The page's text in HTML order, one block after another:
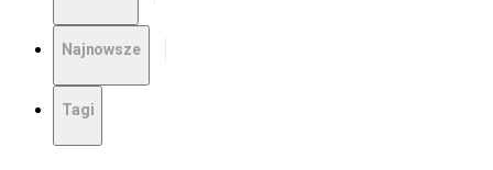
Najnowsze
Tagi